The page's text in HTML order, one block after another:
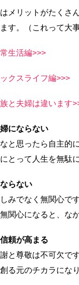
メリットがたくさ
す。（これって大
生活編>>>
クスライフ編>>>
と夫婦は違います
にならない
思ったら自主的に
とって人生を無駄
らない
でなく無関心です
関心になると、な
頼が高まる
尊敬は不可欠です
る元のチカラになり